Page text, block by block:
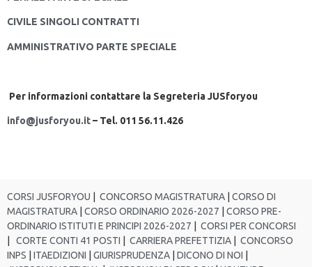
CIVILE SINGOLI CONTRATTI
AMMINISTRATIVO PARTE SPECIALE
Per informazioni contattare la Segreteria JUSforyou
info@jusforyou.it– Tel. 011 56.11.426
CORSI JUSFORYOU | CONCORSO MAGISTRATURA | CORSO DI
MAGISTRATURA | CORSO ORDINARIO 2026-2027 | CORSO PRE-
ORDINARIO ISTITUTI E PRINCIPI 2026-2027 | CORSI PER CONCORSI
|
CORTE CONTI 41 POSTI | CARRIERA PREFETTIZIA | CONCORSO
INPS | ITAEDIZIONI | GIURISPRUDENZA | DICONO DI NOI |